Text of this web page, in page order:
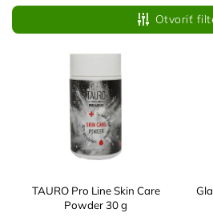
Najlacnejšie
Najdrahšie
Abecedne
Otvoriť
TAURO Pro Line Skin Care
Powder 30 g